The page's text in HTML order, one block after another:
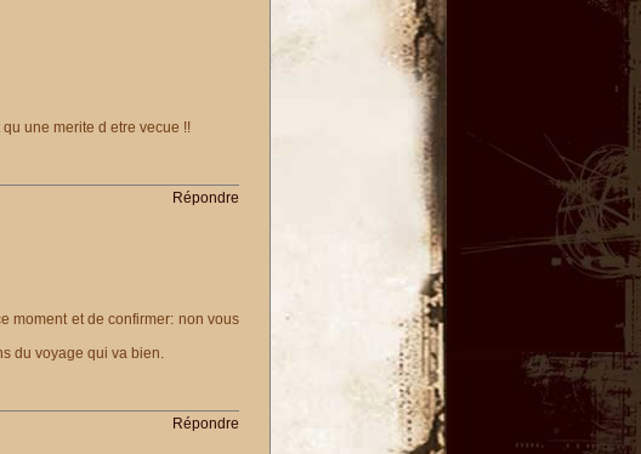
une merite d etre vecue !!
Répondre
moment et de confirmer: non vous
du voyage qui va bien.
Répondre